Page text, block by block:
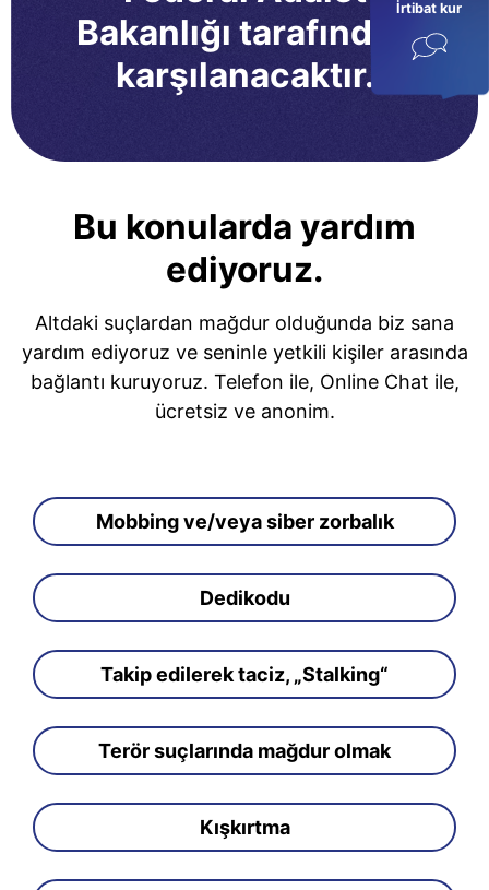
İrtibat kur
Bakanlığı tarafından
karşılanacaktır.
Bu konularda yardım
ediyoruz.
Altdaki suçlardan mağdur olduğunda biz sana
yardım ediyoruz ve seninle yetkili kişiler arasında
bağlantı kuruyoruz. Telefon ile, Online Chat ile,
ücretsiz ve anonim.
Mobbing ve/veya siber zorbalık
Dedikodu
Takip edilerek taciz, „Stalking“
Terör suçlarında mağdur olmak
Kışkırtma